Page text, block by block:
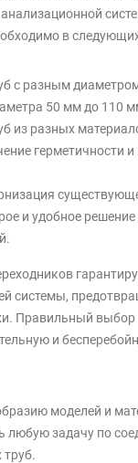
в
с разным
50 мм до 110
из разных
герметичности
и удобное решение
системы,
Правильный выбор
и
моделей и
любую задачу по